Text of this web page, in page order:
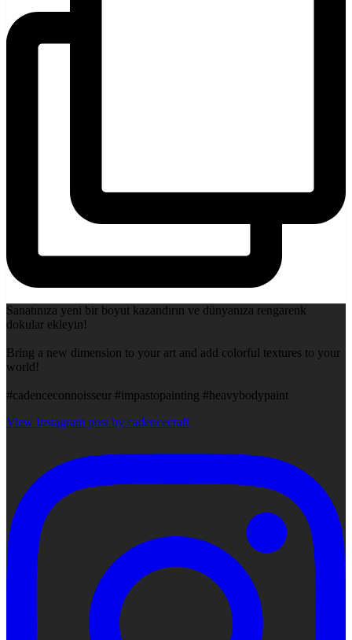
Sanatınıza yeni bir boyut kazandırın ve dünyanıza rengarenk
dokular ekleyin!
Bring a new dimension to your art and add colorful textures to your
world!
#cadenceconnoisseur #impastopainting #heavybodypaint
View Instagram post by cadencecraft